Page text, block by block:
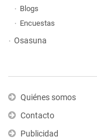
Blogs
Encuestas
Osasuna
Quiénes somos
Contacto
Publicidad